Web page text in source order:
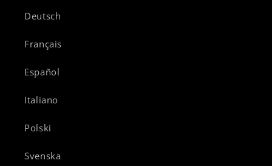
Deutsch
Français
Español
Italiano
Polski
Svenska